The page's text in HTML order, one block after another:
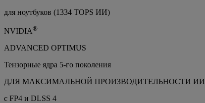
для ноутбуков (1334 TOPS ИИ)
NVIDIA®
ADVANCED OPTIMUS
Тензорные ядра 5-го поколения
ДЛЯ МАКСИМАЛЬНОЙ ПРОИЗВОДИТЕЛЬНОСТИ ИИ
с FP4 и DLSS 4